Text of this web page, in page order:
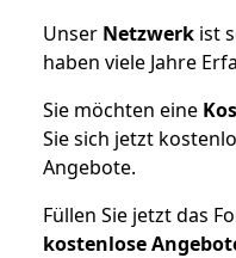
Unser Netzwerk ist
haben viele Jahre
Sie möchten eine
Sie sich jetzt
Angebote.
Füllen Sie jetzt das
kostenlose